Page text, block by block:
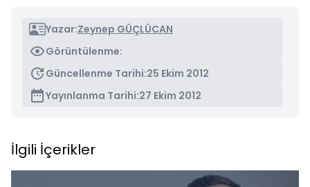
Yazar:Zeynep GÜÇLÜCAN
Görüntülenme:
Güncellenme Tarihi:25 Ekim 2012
Yayınlanma Tarihi:27 Ekim 2012
İlgili İçerikler